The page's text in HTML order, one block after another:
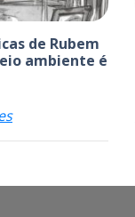
de Rubem
ambiente é